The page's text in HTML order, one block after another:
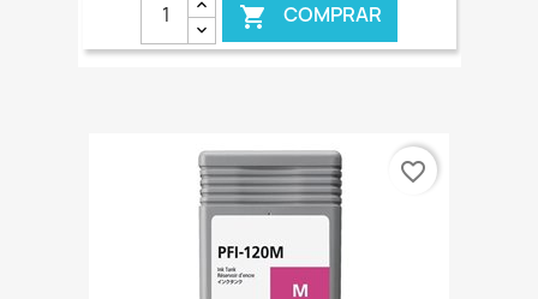
 COMPRAR
favorite_border